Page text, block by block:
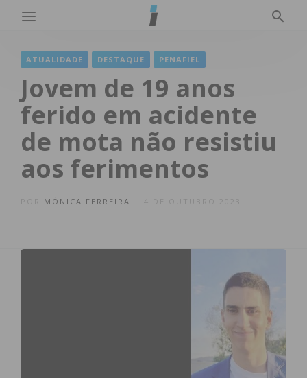
ATUALIDADE DESTAQUE PENAFIEL
Jovem de 19 anos
ferido em acidente
de mota não resistiu
aos ferimentos
MÓNICA FERREIRA 4 DE OUTUBRO 2023